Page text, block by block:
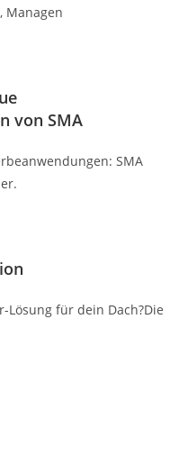
Managen
von SMA
SMA
Lösung für dein Dach?Die